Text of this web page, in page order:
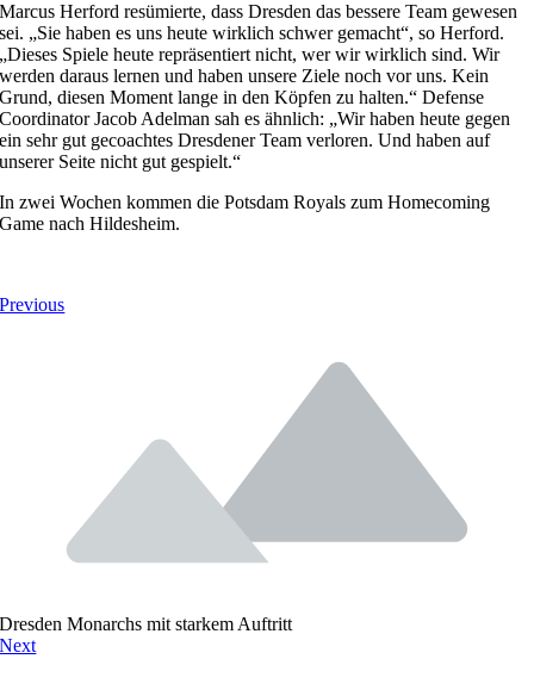
Marcus Herford resümierte, dass Dresden das bessere Team gewesen
sei. „Sie haben es uns heute wirklich schwer gemacht“, so Herford.
„Dieses Spiele heute repräsentiert nicht, wer wir wirklich sind. Wir
werden daraus lernen und haben unsere Ziele noch vor uns. Kein
Grund, diesen Moment lange in den Köpfen zu halten.“ Defense
Coordinator Jacob Adelman sah es ähnlich: „Wir haben heute gegen
ein sehr gut gecoachtes Dresdener Team verloren. Und haben auf
unserer Seite nicht gut gespielt.“
In zwei Wochen kommen die Potsdam Royals zum Homecoming
Game nach Hildesheim.
Previous
Dresden Monarchs mit starkem Auftritt
Next